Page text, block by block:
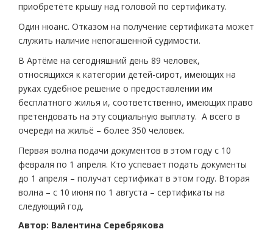
приобретёте крышу над головой по сертификату.
Один нюанс. Отказом на получение сертификата может
служить наличие непогашенной судимости.
В Артёме на сегодняшний день 89 человек,
относящихся к категории детей-сирот, имеющих на
руках судебное решение о предоставлении им
бесплатного жилья и, соответственно, имеющих право
претендовать на эту социальную выплату. А всего в
очереди на жильё – более 350 человек.
Первая волна подачи документов в этом году с 10
февраля по 1 апреля. Кто успевает подать документы
до 1 апреля – получат сертификат в этом году. Вторая
волна – с 10 июня по 1 августа – сертификаты на
следующий год.
Автор: Валентина Серебрякова